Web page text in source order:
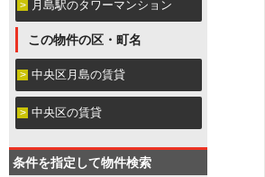
月島駅のタワーマンション
この物件の区・町名
中央区月島の賃貸
中央区の賃貸
条件を指定して物件検索